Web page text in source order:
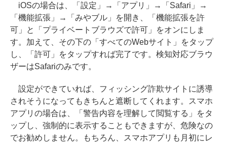
iOSの場合は、「設定」→「アプリ」→「Safari」→
「機能拡張」→「みやブル」を開き、「機能拡張を許
可」と「プライベートブラウズで許可」をオンにしま
す。加えて、その下の「すべてのWebサイト」をタップ
し、「許可」をタップすれば完了です。検知対応ブラウ
ザーはSafariのみです。
設定ができていれば、フィッシング詐欺サイトに誘導
されそうになってもきちんと遮断してくれます。スマホ
アプリの場合は、「警告内容を理解して閲覧する」をタ
ップし、強制的に表示することもできますが、危険なの
でお勧めしません。もちろん、スマホアプリも月初にレ